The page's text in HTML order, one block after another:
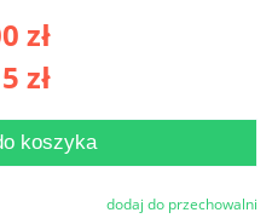
zł
zł
koszyka
dodaj do przechowalni